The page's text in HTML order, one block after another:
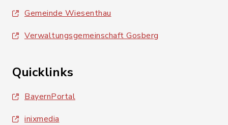
Gemeinde Wiesenthau
Verwaltungsgemeinschaft Gosberg
Quicklinks
BayernPortal
inixmedia